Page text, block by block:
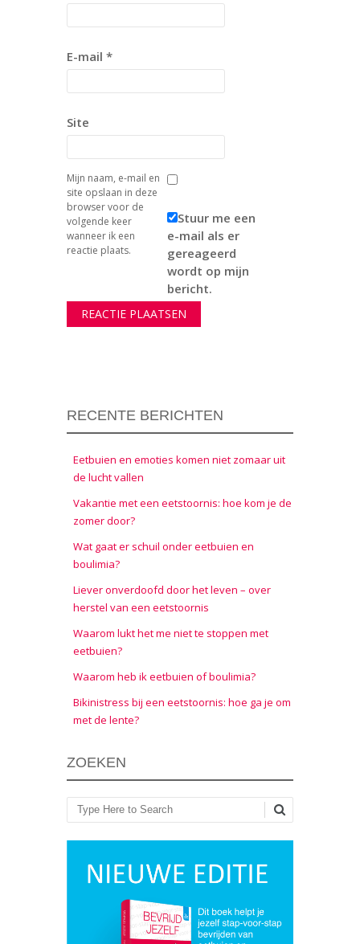
E-mail *
Site
Mijn naam, e-mail en
site opslaan in deze
browser voor de
volgende keer
wanneer ik een
reactie plaats.
Stuur me een
e-mail als er
gereageerd
wordt op mijn
bericht.
RECENTE BERICHTEN
Eetbuien en emoties komen niet zomaar uit
de lucht vallen
Vakantie met een eetstoornis: hoe kom je de
zomer door?
Wat gaat er schuil onder eetbuien en
boulimia?
Liever onverdoofd door het leven – over
herstel van een eetstoornis
Waarom lukt het me niet te stoppen met
eetbuien?
Waarom heb ik eetbuien of boulimia?
Bikinistress bij een eetstoornis: hoe ga je om
met de lente?
ZOEKEN
Zoeken